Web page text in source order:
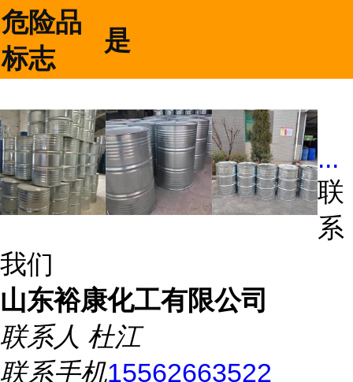
危险品
标志
是
...
联
系
我们
山东裕康化工有限公司
联系人 杜江
联系手机15562663522